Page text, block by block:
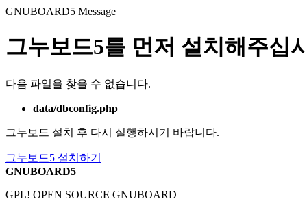
GNUBOARD5 Message
그누보드5를 먼저 설치해주십
다음 파일을 찾을 수 없습니다.
data/dbconfig.php
그누보드 설치 후 다시 실행하시기 바랍니다.
그누보드5 설치하기
GNUBOARD5
GPL! OPEN SOURCE GNUBOARD